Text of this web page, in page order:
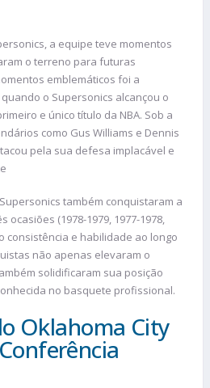
a equipe teve momentos
o terreno para futuras
emblemáticos foi a
o Supersonics alcançou o
e único título da NBA. Sob a
como Gus Williams e Dennis
pela sua defesa implacável e
também conquistaram a
ocasiões (1978-1979, 1977-1978,
consistência e habilidade ao longo
não apenas elevaram o
solidificaram sua posição
no basquete profissional.
Oklahoma City